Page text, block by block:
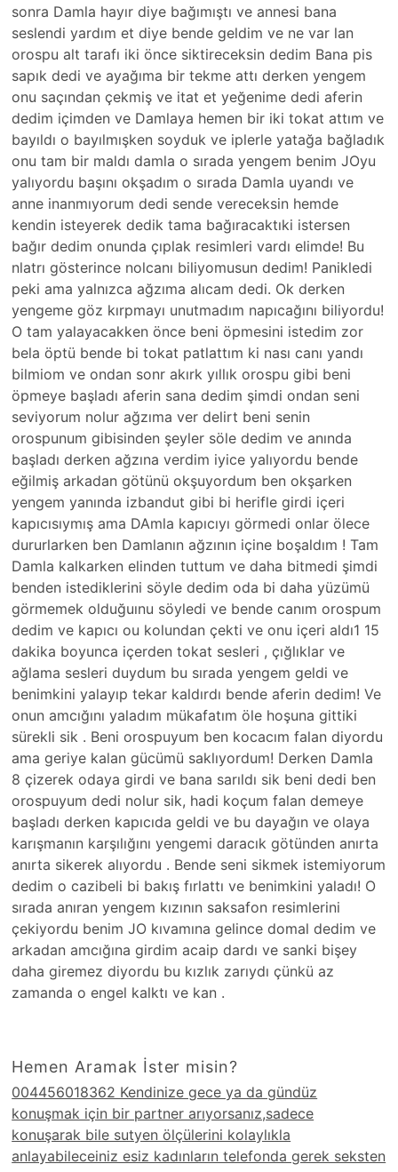
sonra Damla hayır diye bağımıştı ve annesi bana
seslendi yardım et diye bende geldim ve ne var lan
orospu alt tarafı iki önce siktireceksin dedim Bana pis
sapık dedi ve ayağıma bir tekme attı derken yengem
onu saçından çekmiş ve itat et yeğenime dedi aferin
dedim içimden ve Damlaya hemen bir iki tokat attım ve
bayıldı o bayılmışken soyduk ve iplerle yatağa bağladık
onu tam bir maldı damla o sırada yengem benim JOyu
yalıyordu başını okşadım o sırada Damla uyandı ve
anne inanmıyorum dedi sende vereceksin hemde
kendin isteyerek dedik tama bağıracaktıki istersen
bağır dedim onunda çıplak resimleri vardı elimde! Bu
nlatrı gösterince nolcanı biliyomusun dedim! Panikledi
peki ama yalnızca ağzıma alıcam dedi. Ok derken
yengeme göz kırpmayı unutmadım napıcağını biliyordu!
O tam yalayacakken önce beni öpmesini istedim zor
bela öptü bende bi tokat patlattım ki nası canı yandı
bilmiom ve ondan sonr akırk yıllık orospu gibi beni
öpmeye başladı aferin sana dedim şimdi ondan seni
seviyorum nolur ağzıma ver delirt beni senin
orospunum gibisinden şeyler söle dedim ve anında
başladı derken ağzına verdim iyice yalıyordu bende
eğilmiş arkadan götünü okşuyordum ben okşarken
yengem yanında izbandut gibi bi herifle girdi içeri
kapıcısıymış ama DAmla kapıcıyı görmedi onlar ölece
dururlarken ben Damlanın ağzının içine boşaldım ! Tam
Damla kalkarken elinden tuttum ve daha bitmedi şimdi
benden istediklerini söyle dedim oda bi daha yüzümü
görmemek olduğuınu söyledi ve bende canım orospum
dedim ve kapıcı ou kolundan çekti ve onu içeri aldı1 15
dakika boyunca içerden tokat sesleri , çığlıklar ve
ağlama sesleri duydum bu sırada yengem geldi ve
benimkini yalayıp tekar kaldırdı bende aferin dedim! Ve
onun amcığını yaladım mükafatım öle hoşuna gittiki
sürekli sik . Beni orospuyum ben kocacım falan diyordu
ama geriye kalan gücümü saklıyordum! Derken Damla
8 çizerek odaya girdi ve bana sarıldı sik beni dedi ben
orospuyum dedi nolur sik, hadi koçum falan demeye
başladı derken kapıcıda geldi ve bu dayağın ve olaya
karışmanın karşılığını yengemi daracık götünden anırta
anırta sikerek alıyordu . Bende seni sikmek istemiyorum
dedim o cazibeli bi bakış fırlattı ve benimkini yaladı! O
sırada anıran yengem kızının saksafon resimlerini
çekiyordu benim JO kıvamına gelince domal dedim ve
arkadan amcığına girdim acaip dardı ve sanki bişey
daha giremez diyordu bu kızlık zarıydı çünkü az
zamanda o engel kalktı ve kan .
Hemen Aramak İster misin?
004456018362 Kendinize gece ya da gündüz
konuşmak için bir partner arıyorsanız,sadece
konuşarak bile sutyen ölçülerini kolaylıkla
anlayabileceiniz esiz kadınların telefonda gerek seksten